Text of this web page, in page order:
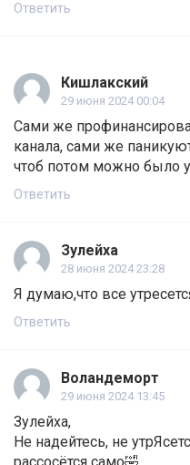
Ответить
Кишлакский
29 июня 2024 00:04
Сами же
канала, сами же
чтоб потом можно было
Ответить
Зулейха
28 июня 2024 23:28
Я думаю,что все
Ответить
Воландеморт
29 июня 2024 13:45
Зулейха,
Не надейтесь, не